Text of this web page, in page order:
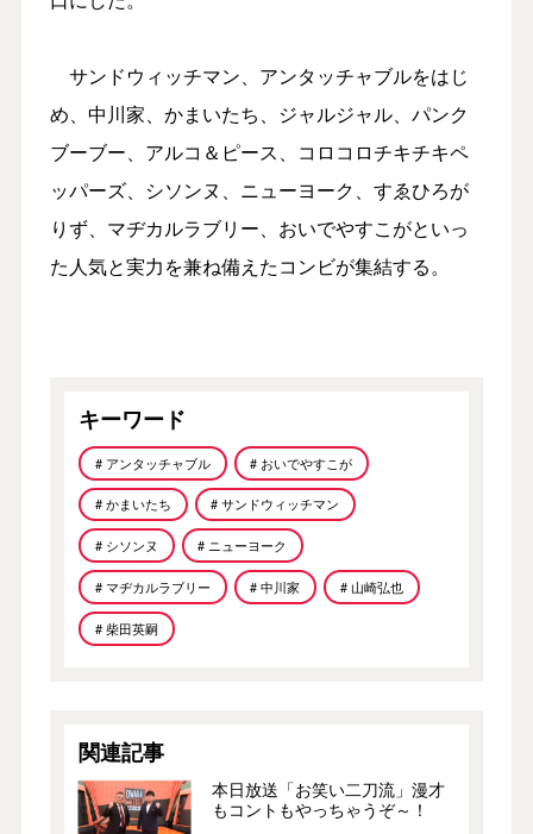
サンドウィッチマン、アンタッチャブルをはじ
め、中川家、かまいたち、ジャルジャル、パンク
ブーブー、アルコ＆ピース、コロコロチキチキペ
ッパーズ、シソンヌ、ニューヨーク、すゑひろが
りず、マヂカルラブリー、おいでやすこがといっ
た人気と実力を兼ね備えたコンビが集結する。
キーワード
# アンタッチャブル # おいでやすこが
# かまいたち # サンドウィッチマン
# シソンヌ # ニューヨーク
# マヂカルラブリー # 中川家 # 山崎弘也
# 柴田英嗣
関連記事
本日放送「お笑い二刀流」漫才
もコントもやっちゃうぞ～！